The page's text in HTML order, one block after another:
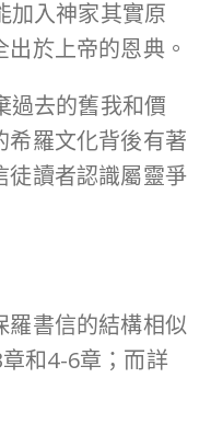
加入神家其實原
於上帝的恩典。
過去的舊我和價
希羅文化背後有著
徒讀者認識屬靈爭
羅書信的結構相似
和4-6章；而詳